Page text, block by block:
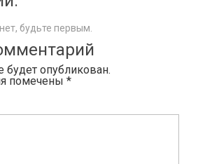
будьте первым.
будет опубликован.
помечены *